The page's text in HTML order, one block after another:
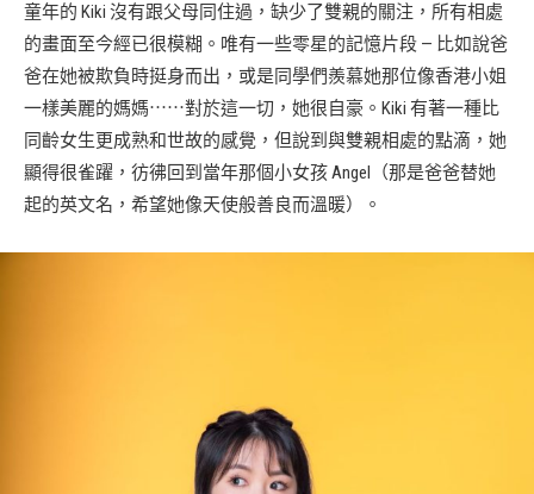
童年的 Kiki 沒有跟父母同住過，缺少了雙親的關注，所有相處
的畫面至今經已很模糊。唯有一些零星的記憶片段 — 比如說爸
爸在她被欺負時挺身而出，或是同學們羨慕她那位像香港小姐
一樣美麗的媽媽⋯⋯對於這一切，她很自豪。Kiki 有著一種比
同齡女生更成熟和世故的感覺，但說到與雙親相處的點滴，她
顯得很雀躍，彷彿回到當年那個小女孩 Angel（那是爸爸替她
起的英文名，希望她像天使般善良而溫暖）。